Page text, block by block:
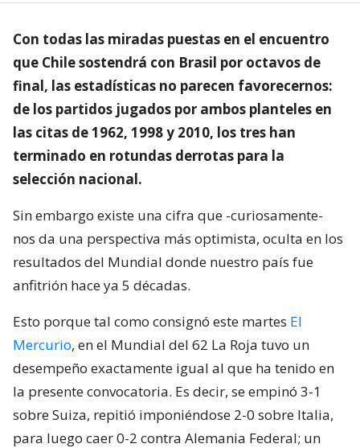
Con todas las miradas puestas en el encuentro
que Chile sostendrá con Brasil por octavos de
final, las estadísticas no parecen favorecernos:
de los partidos jugados por ambos planteles en
las citas de 1962, 1998 y 2010, los tres han
terminado en rotundas derrotas para la
selección nacional.
Sin embargo existe una cifra que -curiosamente-
nos da una perspectiva más optimista, oculta en los
resultados del Mundial donde nuestro país fue
anfitrión hace ya 5 décadas.
Esto porque tal como consignó este martes El
Mercurio, en el Mundial del 62 La Roja tuvo un
desempeño exactamente igual al que ha tenido en
la presente convocatoria. Es decir, se empinó 3-1
sobre Suiza, repitió imponiéndose 2-0 sobre Italia,
para luego caer 0-2 contra Alemania Federal; un